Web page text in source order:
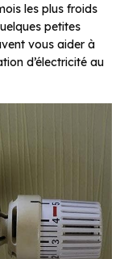
les plus froids
petites
vous aider à
d’électricité au